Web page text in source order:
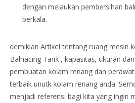
dengan melaukan pembersihan
berkala.
demikian Artikel tentang ruang mesin
Balnacing Tank , kapasitas, ukuran
pembuatan kolam renang dan
terbaik unutk kolam renang anda.
menjadi referensi bagi kita yang ingin